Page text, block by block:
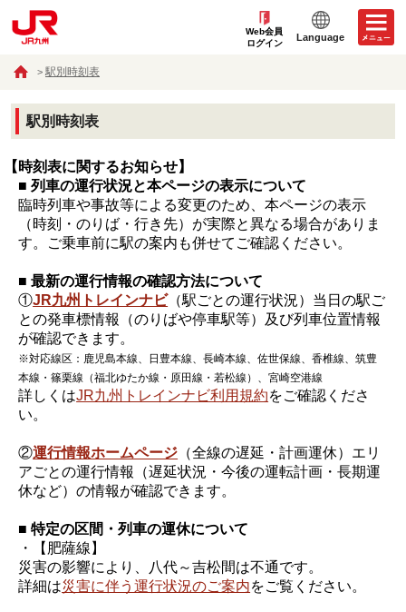
Web会員
ログイン
Language
駅別時刻表
駅別時刻表
【時刻表に関するお知らせ】
■ 列車の運行状況と本ページの表示について
臨時列車や事故等による変更のため、本ページの表示
（時刻・のりば・行き先）が実際と異なる場合がありま
す。ご乗車前に駅の案内も併せてご確認ください。
■ 最新の運行情報の確認方法について
①JR九州トレインナビ（駅ごとの運行状況）当日の駅ご
との発車標情報（のりばや停車駅等）及び列車位置情報
が確認できます。
※対応線区：鹿児島本線、日豊本線、長崎本線、佐世保線、香椎線、筑豊
本線・篠栗線（福北ゆたか線・原田線・若松線）、宮崎空港線
詳しくはJR九州トレインナビ利用規約をご確認くださ
い。
②運行情報ホームページ （全線の遅延・計画運休）エリ
アごとの運行情報（遅延状況・今後の運転計画・長期運
休など）の情報が確認できます。
■ 特定の区間・列車の運休について
・【肥薩線】
災害の影響により、八代～吉松間は不通です。
詳細は災害に伴う運行状況のご案内をご覧ください。